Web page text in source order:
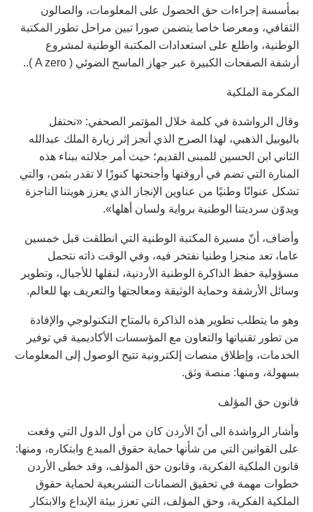
بمأسسة إجراءات حق الحصول على المعلومات، والصالون
الثقافي، ومعرضا خاصا يتضمن صورا تبين مراحل تطور المكتبة
الوطنية، واطلع على استعدادات المكتبة الوطنية لمشروع
أرشفة الصفحات الكبيرة عبر جهاز الماسح الضوئي ( A zero )..
المكرمة الملكية
وقال الرواشدة في كلمة خلال المؤتمر الصحفي: «نحتفل
باليوبيل الذهبي، لهذا الصرح الذي أنجز إثر زيارة الملك عبدالله
الثاني ابن الحسين للمبنى القديم؛ حيث أمر جلالته ببناء هذه
المنارة التي تضم في أروقتها وأجنحتها كنوزًا لا تقدر بثمن، والتي
تشكل عنوانًا وطنيًا من عناوين الإنجاز الذي يعزز هويتنا الناجزة
ويدوّن سرديتنا الوطنية برواية ولسان أهلها».
وأضاف، أنّ مسيرة المكتبة الوطنية التي انطلقت قبل خمسين
عاما، تعد منجزا وطنيا نفتخر فيه، وفي الوقت ذاته نتحمل
مسؤولية حفظ الذاكرة الوطنية الأردنية، لنقلها للأجيال، وتطوير
وسائل الأرشفة وحماية الوثيقة ومعالجتها والتعريف بها للعالم.
وهو ما يتطلب تطوير هذه الذاكرة بالمتاح التكنولوجي والإفادة
من تطور تقنياتها والتعاون مع المؤسسات الأكاديمية في توفير
الخدمات، وإطلاق منصات إلكترونية تتيح الوصول إلى المعلومات
بسهولة، ومنها: منصة وثق.
قانون حق المؤلف
وأشار الرواشدة الى أنّ الأردن كان من أول الدول التي وقعت
على القوانين التي من شأنها حماية حقوق المبدع وابتكاره، ومنها:
قانون الملكية الفكرية، وقانون حق المؤلف، وقد خطى الأردن
خطوات مهمة في تحقيق الضمانات التشريعية لحماية حقوق
الملكية الفكرية، وحق المؤلف، التي تعزز بيئة الإبداع والابتكار